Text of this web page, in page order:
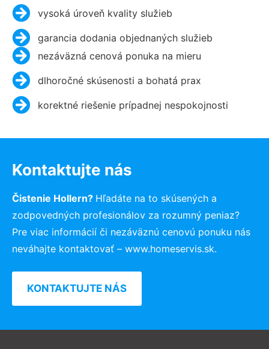
vysoká úroveň kvality služieb
garancia dodania objednaných služieb
nezáväzná cenová ponuka na mieru
dlhoročné skúsenosti a bohatá prax
korektné riešenie prípadnej nespokojnosti
Kontaktujte nás
Čistenie Hollern? Hľadáte na to skúsených a
zodpovedných profesionálov za rozumný peniaz?
Pre viac informácií či nezáväznú cenovú ponuku nás
neváhajte kontaktovať – www.homeservis.sk.
KONTAKTUJTE NÁS